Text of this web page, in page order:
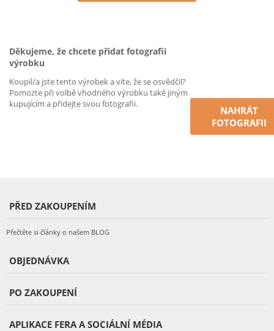
Děkujeme, že chcete přidat fotografii
výrobku
Koupil/a jste tento výrobek a víte, že se osvědčil?
Pomozte při volbě vhodného výrobku také jiným
kupujícím a přidejte svou fotografii.
NAHRÁT
FOTOGRAFII
PŘED ZAKOUPENÍM
Přečtěte si články o našem BLOG
OBJEDNÁVKA
PO ZAKOUPENÍ
APLIKACE FERA A SOCIÁLNÍ MÉDIA